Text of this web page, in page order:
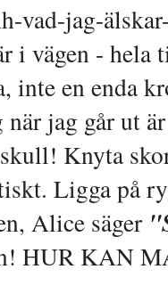
vad-jag-
i vägen - hela
inte en enda
jag går ut
Knyta
Ligga på
Alice säger
HUR KAN